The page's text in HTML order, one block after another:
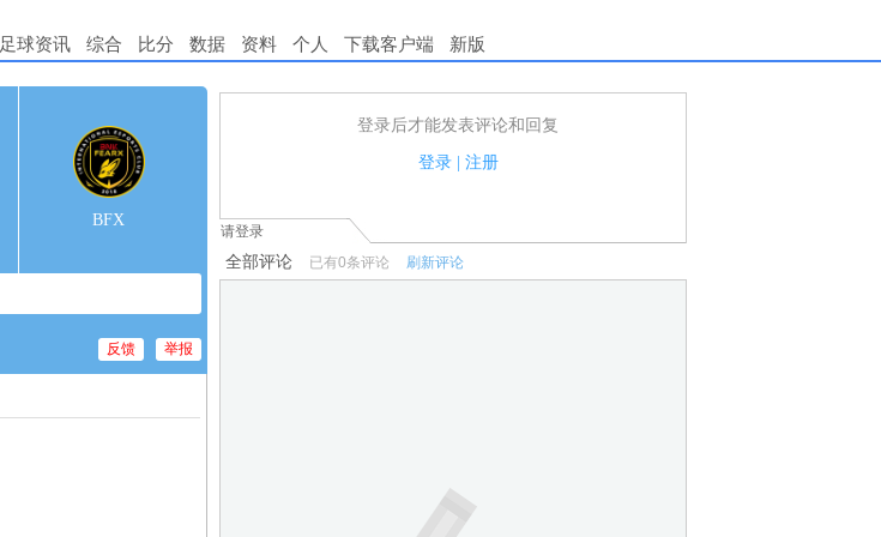
足球资讯 综合 比分 数据 资料 个人 下载客户端 新版
BFX
举报
反馈
登录后才能发表评论和回复
登录| 注册
1.电脑端新用户可以发表评论了！
请登录
全部评论 已有0条评论 刷新评论